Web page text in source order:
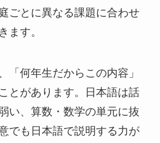
ごとに異なる課題に合わせ
ます。
「何年生だからこの内容」
とがあります。日本語は話
い、算数・数学の単元に抜
でも日本語で説明する力が